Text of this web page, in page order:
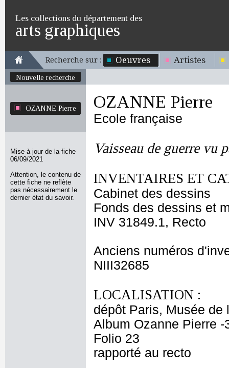
Les collections du département des
arts graphiques
Recherche sur : Oeuvres Artistes
Nouvelle recherche
OZANNE Pierre
Mise à jour de la fiche
06/09/2021
Attention, le contenu de
cette fiche ne reflète
pas nécessairement le
dernier état du savoir.
OZANNE Pierre
Ecole française
Vaisseau de guerre vu
INVENTAIRES ET
Cabinet des dessins
Fonds des dessins et
INV 31849.1, Recto
Anciens numéros
NIII32685
LOCALISATION :
dépôt Paris, Musée de
Album Ozanne Pierre -
Folio 23
rapporté au recto